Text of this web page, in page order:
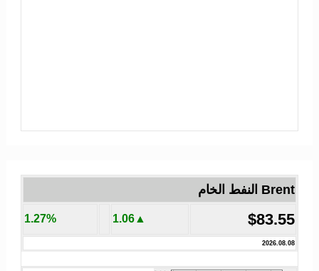
Brent النفط الخام
$83.55
▲1.06
1.27%
2026.08.08